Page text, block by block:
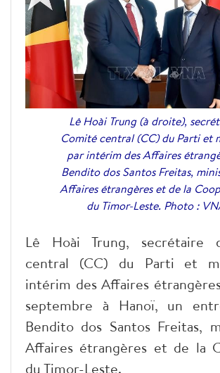
Lê Hoài Trung (à droite),
Comité central (CC) du Parti et
par intérim des Affaires
Bendito dos Santos Freitas,
Affaires étrangères et de la
du Timor-Leste. Photo :
Lê Hoài Trung, secrétaire
central (CC) du Parti et
intérim des Affaires
septembre à Hanoï, un
Bendito dos Santos Freitas,
Affaires étrangères et de la
du Timor-Leste.